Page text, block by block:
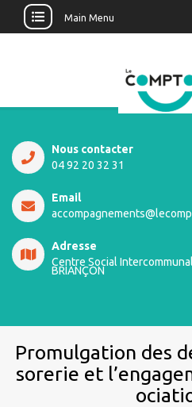
Main Menu
Nous contacter
04 92 20 32 31
Email
Adresse
Centre Social
BRIANÇON
Promulgation des
sorerie et